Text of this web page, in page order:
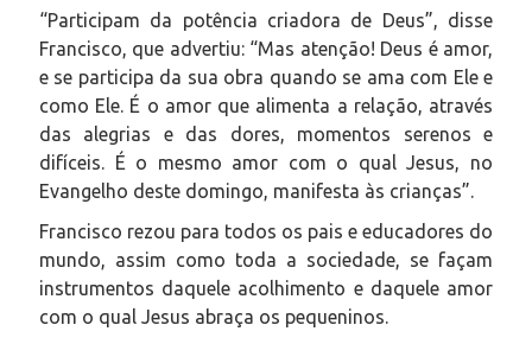
“Participam da potência criadora de Deus”, disse
Francisco, que advertiu: “Mas atenção! Deus é amor,
e se participa da sua obra quando se ama com Ele e
como Ele. É o amor que alimenta a relação, através
das alegrias e das dores, momentos serenos e
difíceis. É o mesmo amor com o qual Jesus, no
Evangelho deste domingo, manifesta às crianças”.
Francisco rezou para todos os pais e educadores do
mundo, assim como toda a sociedade, se façam
instrumentos daquele acolhimento e daquele amor
com o qual Jesus abraça os pequeninos.